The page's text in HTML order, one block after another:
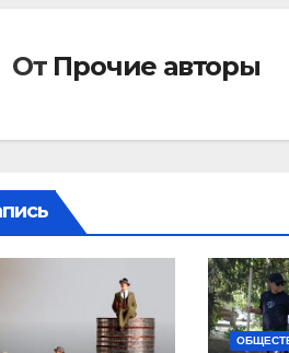
От Прочие авторы